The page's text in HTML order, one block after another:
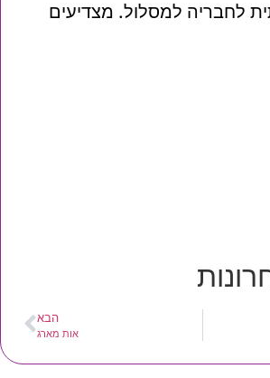
לחבריה למסלול. מצדיעים
הבא
אות מארג